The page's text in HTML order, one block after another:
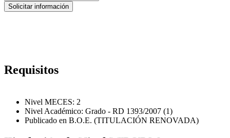
Requisitos
Nivel MECES: 2
Nivel Académico: Grado - RD 1393/2007 (1)
Publicado en B.O.E. (TITULACIÓN RENOVADA)